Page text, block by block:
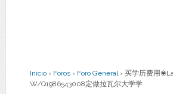
Inicio › Foros › Foro General › 买学历费用
W/Q1986543008定做拉瓦尔大学学